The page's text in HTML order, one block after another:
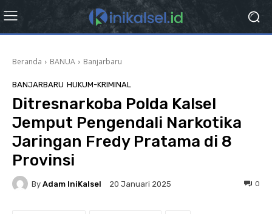
Beranda BANUA Banjarbaru
BANJARBARU HUKUM-KRIMINAL
Ditresnarkoba Polda Kalsel
Jemput Pengendali Narkotika
Jaringan Fredy Pratama di 8
Provinsi
By Adam IniKalsel 20 Januari 2025 0